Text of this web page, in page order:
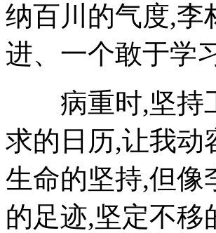
纳百川的气度,李
进、一个敢于学
病重时,坚持工
求的日历,让我动
生命的坚持,但像
的足迹,坚定不移